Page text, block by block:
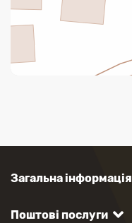
Загальна інформація
Поштові послуги